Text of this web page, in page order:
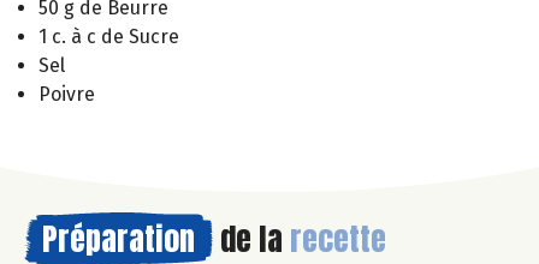
50 g de Beurre
1 c. à c de Sucre
Sel
Poivre
Préparation de la recette